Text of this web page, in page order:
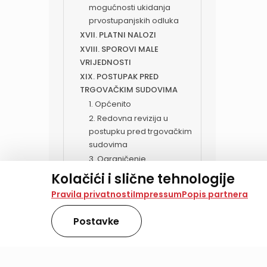
Kolačići i slične tehnologije
Na našoj web stranici koristimo kolačiće i slične
analiziramo promet na stranici te prikazujemo
također koriste ove tehnologije.
Odabirom opcije „Samo nužno“ prihvaćate samo
obradu svih kolačića potrebnih za analitiku i
Pravila privatnostiImpressumPopis partnera
Postavke
mogućnosti ukidanja
prvostupanjskih odluka
XVII. PLATNI NALOZI
XVIII. SPOROVI MALE
VRIJEDNOSTI
XIX. POSTUPAK PRED
TRGOVAČKIM SUDOVIMA
1. Općenito
2. Redovna revizija u
postupku pred trgovačkim
sudovima
3. Ograničenje
mogućnosti ukidanja
prvostupanjskih odluka
XX. POSTUPAK ZA ZAŠTITU
KOLEKTIVNIH INTERESA I
PRAVA
XXI. OBITELJSKI PARNIČNI